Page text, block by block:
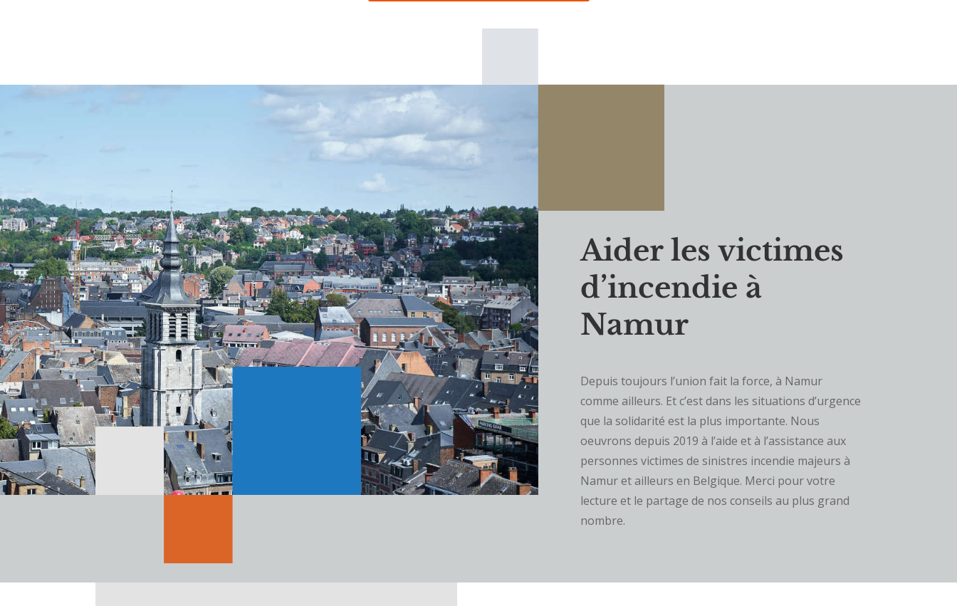
Aider les victimes
d’incendie à
Namur
Depuis toujours l’union fait la force, à Namur
comme ailleurs. Et c’est dans les situations d’urgence
que la solidarité est la plus importante. Nous
oeuvrons depuis 2019 à l’aide et à l’assistance aux
personnes victimes de sinistres incendie majeurs à
Namur et ailleurs en Belgique. Merci pour votre
lecture et le partage de nos conseils au plus grand
nombre.